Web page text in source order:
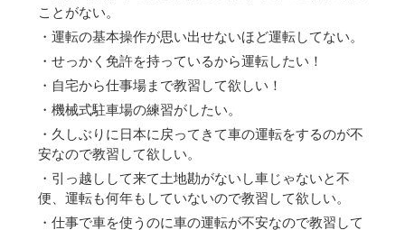
ことがない。
・運転の基本操作が思い出せないほど運転してない。
・せっかく免許を持っているから運転したい！
・自宅から仕事場まで教習して欲しい！
・機械式駐車場の練習がしたい。
・久しぶりに日本に戻ってきて車の運転をするのが不
安なので教習して欲しい。
・引っ越しして来て土地勘がないし車じゃないと不
便、運転も何年もしていないので教習して欲しい。
・仕事で車を使うのに車の運転が不安なので教習して